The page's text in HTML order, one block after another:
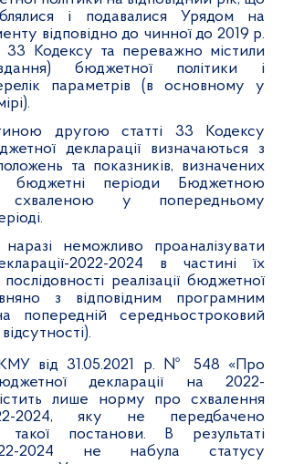
і подавалися Урядом на
відповідно до чинної до 2019 р.
33 Кодексу та переважно містили
бюджетної політики і
параметрів (в основному у
другою статті 33 Кодексу
декларації визначаються з
та показників, визначених
бюджетні періоди Бюджетною
схваленою у попередньому
неможливо проаналізувати
2022-2024 в частині їх
послідовності реалізації бюджетної
з відповідним програмним
попередній середньостроковий
від 31.05.2021 р. № 548 «Про
декларації на 2022-
лише норму про схвалення
2024, яку не передбачено
постанови. В результаті
2024 не набула статусу